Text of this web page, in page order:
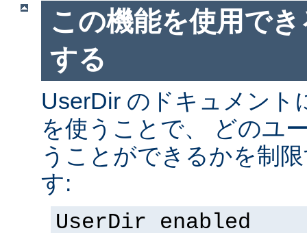
この機能を使用で
する
UserDir のドキュメント
を使うことで、 どのユ
うことができるかを制
す:
UserDir enabled